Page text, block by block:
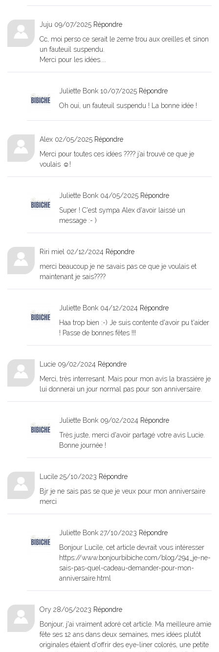
Juju 09/07/2025 Répondre
Cc, moi perso ce serait le 2eme trou aux oreilles et sinon
un fauteuil suspendu.
Merci pour les idées....
Juliette Bonk 10/07/2025 Répondre
Oh oui, un fauteuil suspendu ! La bonne idée !
Alex 02/05/2025 Répondre
Merci pour toutes ces idées ???? j’ai trouvé ce que je
voulais ☺️!
Juliette Bonk 04/05/2025 Répondre
Super ! C'est sympa Alex d'avoir laissé un
message :- )
Riri miel 02/12/2024 Répondre
merci beaucoup je ne savais pas ce que je voulais et
maintenant je sais????
Juliette Bonk 04/12/2024 Répondre
Haa trop bien :-) Je suis contente d'avoir pu t'aider
! Passe de bonnes fêtes !!!
Lucie 09/02/2024 Répondre
Merci, très interresant. Mais pour mon avis la brassière je
lui donnerai un jour normal pas pour son anniversaire.
Juliette Bonk 09/02/2024 Répondre
Très juste, merci d'avoir partagé votre avis Lucie.
Bonne journée !
Lucile 25/10/2023 Répondre
Bjr je ne sais pas se que je veux pour mon anniversaire
merci
Juliette Bonk 27/10/2023 Répondre
Bonjour Lucile, cet article devrait vous intéresser
https://www.bonjourbibiche.com/blog/294_je-ne-
sais-pas-quel-cadeau-demander-pour-mon-
anniversaire.html
Ory 28/05/2023 Répondre
Bonjour, j'ai vraiment adoré cet article. Ma meilleure amie
fête ses 12 ans dans deux semaines, mes idées plutôt
originales étaient d'offrir des eye-liner colorés, une petite